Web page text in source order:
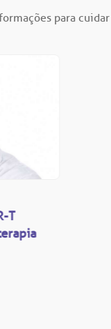
para cuidar
T